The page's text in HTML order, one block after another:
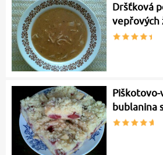
Dršťková
vepřových
bublanina